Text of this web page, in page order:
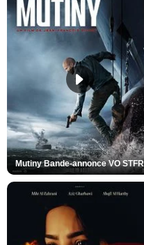
Mutiny Bande-annonce VO STFR